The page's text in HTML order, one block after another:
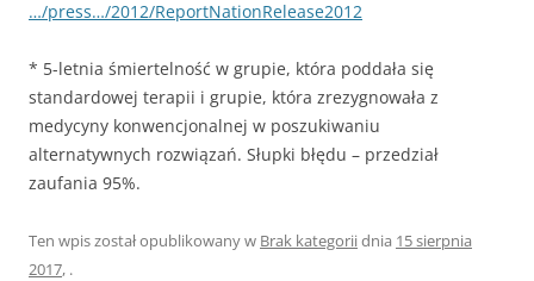
…/press…/2012/ReportNationRelease2012
* 5-letnia śmiertelność w grupie, która poddała się
standardowej terapii i grupie, która zrezygnowała z
medycyny konwencjonalnej w poszukiwaniu
alternatywnych rozwiązań. Słupki błędu – przedział
zaufania 95%.
Ten wpis został opublikowany w Brak kategoriidnia 15 sierpnia
2017, .